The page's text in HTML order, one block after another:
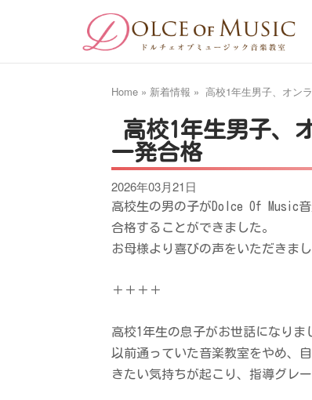
Home
Home » 新着情報 » 高校1年生男子、オン
高校1年生男子、
一発合格
2026年03月21日
高校生の男の子がDolce Of Music音
合格することができました。
お母様より喜びの声をいただきま
＋＋＋＋
高校1年生の息子がお世話になりま
以前通っていた音楽教室をやめ、
きたい気持ちが起こり、指導グレ